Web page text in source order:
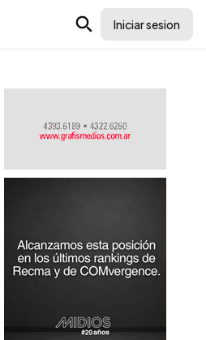
Iniciar sesion